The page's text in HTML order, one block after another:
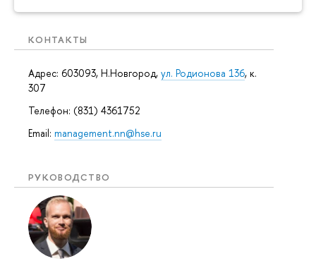
КОНТАКТЫ
Адрес: 603093, Н.Новгород, ул. Родионова 136, к.
307
Телефон: (831) 4361752
Email: management.nn@hse.ru
РУКОВОДСТВО